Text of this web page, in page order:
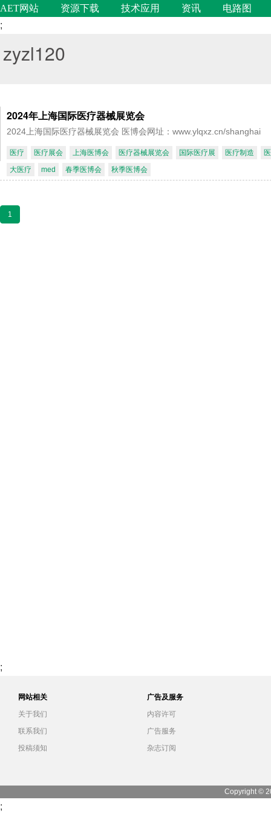
AET网站 资源下载 技术应用 资讯
电路图
;
zyzl120
2024年上海国际医疗器械展览会
2024上海国际医疗器械展览会 医博会网址：www.ylqxz.cn/shanghai
医疗 医疗展会 上海医博会 医疗器械展览会 国际医疗展 医疗制造
大医疗
med 春季医博会 秋季医博会
1
;
网站相关
关于我们
联系我们
投稿须知
广告及服务
内容许可
广告服务
杂志订阅
Copyright ©
;